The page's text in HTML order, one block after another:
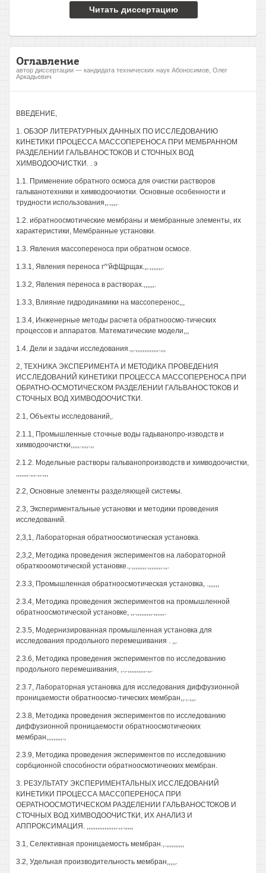
Читать диссертацию
Оглавление
автор диссертации — кандидата технических наук Абоносимов, Олег
Аркадьевич
ВВЕДЕНИЕ,
1. ОБЗОР ЛИТЕРАТУРНЫХ ДАННЫХ ПО ИССЛЕДОВАНИЮ
КИНЕТИКИ ПРОЦЕССА МАССОПЕРЕНОСА ПРИ МЕМБРАННОМ
РАЗДЕЛЕНИИ ГАЛЬВАНОСТОКОВ И СТОЧНЫХ ВОД
ХИМВОДООЧИСТКИ. . э
1.1. Применение обратного осмоса для очистки растворов
гальванотехники и химводоочиотки. Основные особенности и
трудности использования,,.,,,,.
1.2. ибратноосмотические мембраны и мембранные элементы, их
характеристики, Мембранные установки.
1.3. Явления массопереноса при обратном осмосе.
1.3.1, Явления переноса г^'йфЩрщак.,,.,,,,,,,.
1.3.2, Явления переноса в растворах.,,,,,,.
1.3.3, Влияние гидродинамики на массоперенос,,,
1.3.4, Инженерные методы расчета обратноосмо-тических
процессов и аппаратов. Математические модели,,,
1.4. Дели и задачи исследования.,,.,,,,,,,,,,,,,.,,,
2, ТЕХНИКА ЭКСПЕРИМЕНТА И МЕТОДИКА ПРОВЕДЕНИЯ
ИССЛЕДОВАНИЙ КИНЕТИКИ ПРОЦЕССА МАССОПЕРЕНОСА ПРИ
ОБРАТНО-ОСМОТИЧЕСКОМ РАЗДЕЛЕНИИ ГАЛЬВАНОСТОКОВ И
СТОЧНЫХ ВОД ХИМВОДООЧИСТКИ.
2.1, Объекты исследований,.
2.1.1, Промышленные сточные воды гадьванопро-изводств и
химводоочистки,,,,,.,,,,.,,
2.1.2. Модельные растворы гальванопроизводств и химводоочистки,
,,,,,,,.,,,.,,.,,,
2.2, Основные элементы разделяющей системы.
2.3, Экспериментальные установки и методики проведения
исследований.
2,3,1, Лабораторная обратноосмотическая установка.
2,3,2, Методика проведения экспериментов на лабораторной
обраткооомотической установке.,.,,,,,,,,.,,,,,,,,.,,.
2.3.3, Промышленная обратноосмотическая установка, .,,,,,,
2.3.4, Методика проведения экспериментов на промышленной
обратноосмотической установке, ,,.,,,,,,,,,.,,,,,,.
2.3.5, Модернизированная промышленная установка для
исследования продольного перемешивания . ,,.
2.3.6, Методика проведения экспериментов по исследованию
продольного перемешивания, ,.,.,,,,,,,,,,.,,.
2.3.7, Лабораторная установка для исследования диффузионной
проницаемости обратноосмо-тических мембран,,.,.,,,.
2.3.8, Методика проведения экспериментов по исследованию
диффузионной проницаемости обратноосмотичеоких
мембран,,,,,,,,,.,
2.3.9, Методика проведения экспериментов по исследованию
сорбционной способности обратноосмотичеоких мембран.
3. РЕЗУЛЬТАТУ ЭКСПЕРИМЕНТАЛЬНЫХ ИССЛЕДОВАНИЙ
КИНЕТИКИ ПРОЦЕССА МАСС0ПЕРЕН0СА ПРИ
ОЕРАТНООСМОТИЧЕСКОМ РАЗДЕЛЕНИИ ГАЛЬВАНОСТОКОВ И
СТОЧНЫХ ВОД ХИМВОДООЧИСТКИ, ИХ АНАЛИЗ И
АППРОКСИМАЦИЯ. ,,,,,,,,,,,,,,,,,.,,.,,,,,
3.1, Селективная проницаемость мембран.,.,,,,,,,,,,
3.2, Удельная производительность мембран,,,,,.